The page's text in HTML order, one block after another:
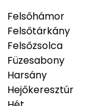
Felsőhámor
Felsőtárkány
Felsőzsolca
Füzesabony
Harsány
Hejőkeresztúr